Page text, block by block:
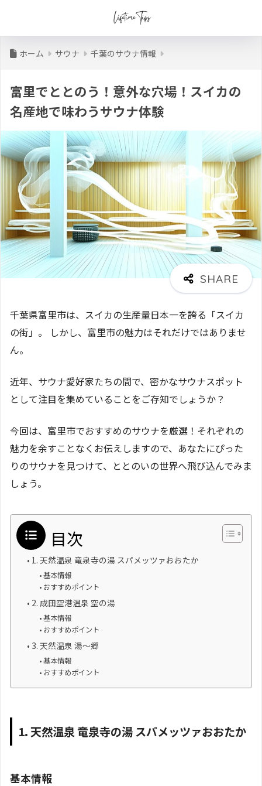
ホーム サウナ 千葉のサウナ情報
富里でととのう！意外な穴場！スイカの
名産地で味わうサウナ体験
千葉県富里市は、スイカの生産量日本一を誇る「スイカ
の街」。 しかし、富里市の魅力はそれだけではありませ
ん。
近年、サウナ愛好家たちの間で、密かなサウナスポット
として注目を集めていることをご存知でしょうか？
今回は、富里市でおすすめのサウナを厳選！それぞれの
魅力を余すことなくお伝えしますので、あなたにぴった
りのサウナを見つけて、ととのいの世界へ飛び込んでみま
しょう。
目次
1. 天然温泉 竜泉寺の湯 スパメッツァおおたか
基本情報
おすすめポイント
2. 成田空港温泉 空の湯
基本情報
おすすめポイント
3. 天然温泉 湯～郷
基本情報
おすすめポイント
1. 天然温泉 竜泉寺の湯 スパメッツァおおたか
基本情報